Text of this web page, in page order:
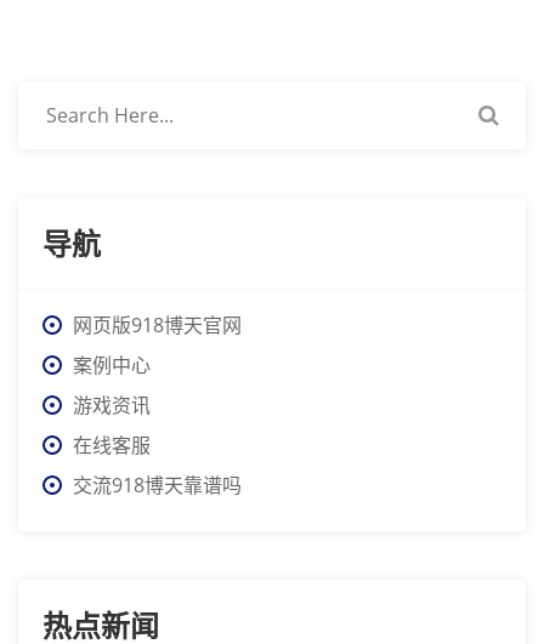
导航
网页版918博天官网
案例中心
游戏资讯
在线客服
交流918博天靠谱吗
热点新闻